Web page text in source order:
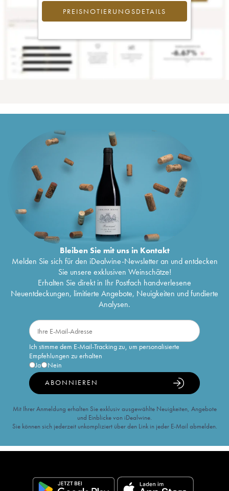
PREISNOTIERUNGSDETAILS
Bleiben Sie mit uns in Kontakt
Melden Sie sich für den iDealwine-Newsletter an und entdecken
Sie unsere exklusiven Weinschätze!
Erhalten Sie direkt in Ihr Postfach handverlesene
Neuentdeckungen, limitierte Angebote, Neuigkeiten und fundierte
Analysen.
Ich stimme dem E-Mail-Tracking zu, um personalisierte
Empfehlungen zu erhalten
Ja
Nein
ABONNIEREN
Mit Ihrer Anmeldung erhalten Sie exklusiv ausgewählte Neuigkeiten, Angebote
und Einblicke von iDealwine.
Sie können sich jederzeit unkompliziert über den Link in jeder E-Mail abmelden.